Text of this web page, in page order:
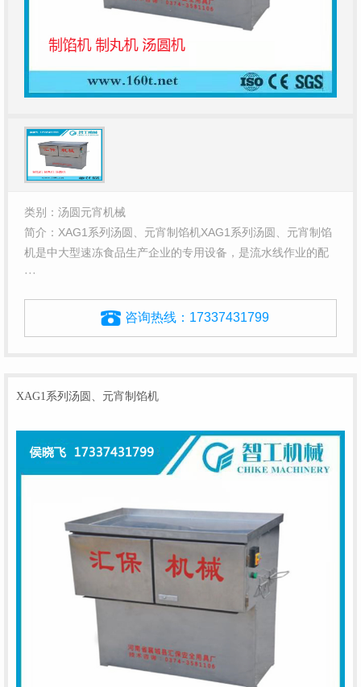
类别：汤圆元宵机械
简介：XAG1系列汤圆、元宵制馅机XAG1系列汤圆、元宵制馅
机是中大型速冻食品生产企业的专用设备，是流水线作业的配
···
咨询热线： 17337431799
XAG1系列汤圆、元宵制馅机